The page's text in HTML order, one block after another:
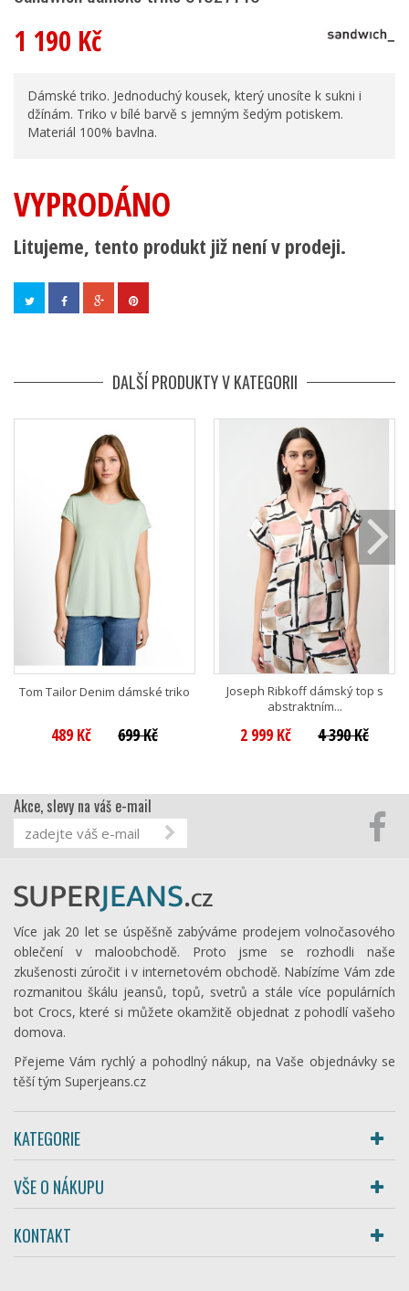
1 190 Kč
Dámské triko. Jednoduchý kousek, který unosíte k sukni i
džínám. Triko v bílé barvě s jemným šedým potiskem.
Materiál 100% bavlna.
VYPRODÁNO
Litujeme, tento produkt již není v prodeji.
DALŠÍ PRODUKTY V KATEGORII
Tom Tailor Denim dámské triko
489 Kč 699 Kč
Joseph Ribkoff dámský top s
abstraktním...
2 999 Kč 4 390 Kč
Akce, slevy na váš e-mail
Více jak 20 let se úspěšně zabýváme prodejem volnočasového
oblečení v maloobchodě. Proto jsme se rozhodli naše
zkušenosti zúročit i v internetovém obchodě. Nabízíme Vám zde
rozmanitou škálu jeansů, topů, svetrů a stále více populárních
bot Crocs, které si můžete okamžitě objednat z pohodlí vašeho
domova.
Přejeme Vám rychlý a pohodlný nákup, na Vaše objednávky se
těší tým Superjeans.cz
KATEGORIE
VŠE O NÁKUPU
KONTAKT